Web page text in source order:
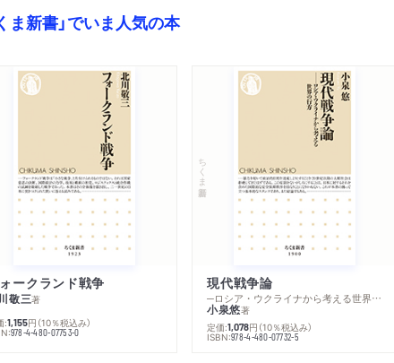
ま新書」でいま人気の本
ークランド戦争
敬三著
:1,155円 （10％税込み）
978-4-480-07753-0
ちくま新書
現代戦争論
─ロシア・ウクライナから考える世界の行方
小泉悠著
定価:1,078円 （10％税込み）
ISBN:978-4-480-07732-5